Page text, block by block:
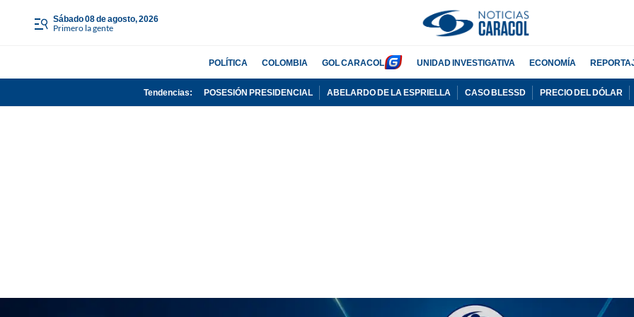
sábado 08 de agosto, 2026
Primero la gente
POLÍTICA COLOMBIA GOL CARACOL UNIDAD INVESTIGATIVA ECONOMÍA
Tendencias: POSESIÓN PRESIDENCIAL ABELARDO DE LA ESPRIELLA CASO BLESSD PRECIO DEL DÓLAR